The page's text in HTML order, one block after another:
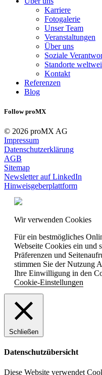
Karriere
Fotogalerie
Unser Team
Veranstaltungen
Über uns
Soziale
Standorte
Kontakt
Referenzen
Blog
Follow proMX
© 2026 proMX AG
Impressum
Datenschutzerklärung
AGB
Sitemap
Newsletter auf LinkedIn
Hinweisgeberplattform
Wir verwenden Cookies
Für ein bestmögliches
Webseite Cookies ein und
Präferenzen und
stimmen Sie der Nutzung
Ihre Einwilligung in den
Cookie-Einstellungen
Schließen
Datenschutzübersicht
Diese Website verwendet